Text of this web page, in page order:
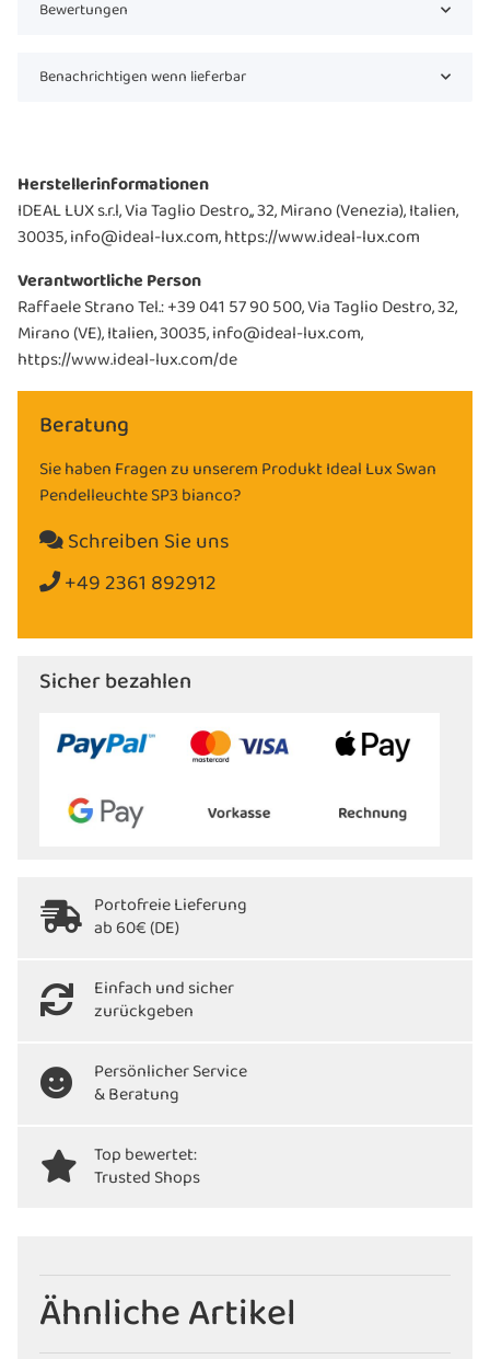
Bewertungen
Benachrichtigen wenn lieferbar
Herstellerinformationen
IDEAL LUX s.r.l, Via Taglio Destro,, 32, Mirano (Venezia), Italien,
30035, info@ideal-lux.com, https://www.ideal-lux.com
Verantwortliche Person
Raffaele Strano Tel.: +39 041 57 90 500, Via Taglio Destro, 32,
Mirano (VE), Italien, 30035, info@ideal-lux.com,
https://www.ideal-lux.com/de
Beratung
Sie haben Fragen zu unserem Produkt Ideal Lux Swan
Pendelleuchte SP3 bianco?
Schreiben Sie uns
+49 2361 892912
Sicher bezahlen
Portofreie Lieferung
ab 60€ (DE)
Einfach und sicher
zurückgeben
Persönlicher Service
& Beratung
Top bewertet:
Trusted Shops
Ähnliche Artikel